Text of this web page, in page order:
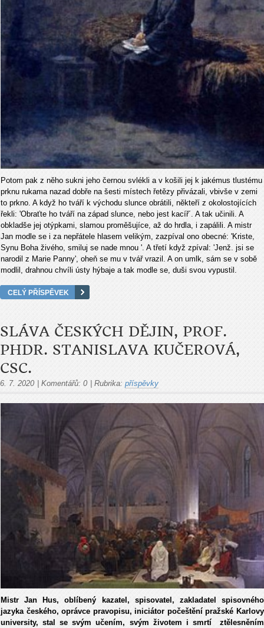
Potom pak z něho sukni jeho černou svlékli a v košili jej k jakémus tlustému
prknu rukama nazad dobře na šesti místech řetězy přivázali, vbivše v zemi
to prkno. A když ho tváří k východu slunce obrátili, někteří z okolostojících
řekli: 'Obraťte ho tváří na západ slunce, nebo jest kacíř´. A tak učinili. A
obkladše jej otýpkami, slamou proměšujíce, až do hrdla, i zapálili. A mistr
Jan modle se i za nepřátele hlasem velikým, zazpíval ono obecné: 'Kriste,
Synu Boha živého, smiluj se nade mnou '. A třetí když zpíval: 'Jenž. jsi se
narodil z Marie Panny', oheň se mu v tvář vrazil. A on umlk, sám se v sobě
modlil, drahnou chvíli ústy hýbaje a tak modle se, duši svou vypustil.
CELÝ PŘÍSPĚVEK
SLÁVA ČESKÝCH DĚJIN, PROF.
PHDR. STANISLAVA KUČEROVÁ,
CSC.
6. 7. 2020 Komentářů: 0 Rubrika: příspěvky
Mistr Jan Hus, oblíbený kazatel, spisovatel, zakladatel spisovného
jazyka českého, oprávce pravopisu, iniciátor počeštění pražské Karlovy
university, stal se svým učením, svým životem i smrtí ztělesněním